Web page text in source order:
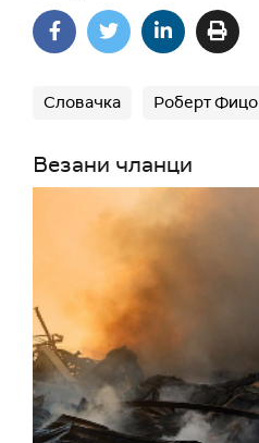
Словачка Роберт Фицо
Везани чланци